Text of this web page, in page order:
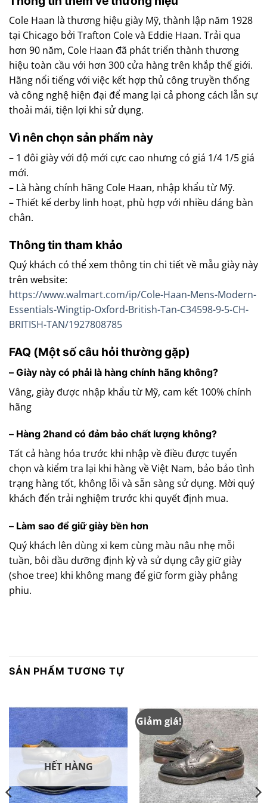
Cole Haan là thương hiệu giày Mỹ, thành lập năm 1928
tại Chicago bởi Trafton Cole và Eddie Haan. Trải qua
hơn 90 năm, Cole Haan đã phát triển thành thương
hiệu toàn cầu với hơn 300 cửa hàng trên khắp thế giới.
Hãng nổi tiếng với việc kết hợp thủ công truyền thống
và công nghệ hiện đại để mang lại cả phong cách lẫn sự
thoải mái, tiện lợi khi sử dụng.
Vì nên chọn sản phẩm này
– 1 đôi giày với độ mới cực cao nhưng có giá 1/4 1/5 giá
mới.
– Là hàng chính hãng Cole Haan, nhập khẩu từ Mỹ.
– Thiết kế derby linh hoạt, phù hợp với nhiều dáng bàn
chân.
Thông tin tham khảo
Quý khách có thể xem thông tin chi tiết về mẫu giày này
trên website:
https://www.walmart.com/ip/Cole-Haan-Mens-Modern-
Essentials-Wingtip-Oxford-British-Tan-C34598-9-5-CH-
BRITISH-TAN/1927808785
FAQ (Một số câu hỏi thường gặp)
– Giày này có phải là hàng chính hãng không?
Vâng, giày được nhập khẩu từ Mỹ, cam kết 100% chính
hãng
– Hàng 2hand có đảm bảo chất lượng không?
Tất cả hàng hóa trước khi nhập về điều được tuyển
chọn và kiểm tra lại khi hàng về Việt Nam, bảo bảo tình
trạng hàng tốt, không lỗi và sẵn sàng sử dụng. Mời quý
khách đến trải nghiệm trước khi quyết định mua.
– Làm sao để giữ giày bền hơn
Quý khách lên dùng xi kem cùng màu nâu nhẹ mỗi
tuần, bôi dầu dưỡng định kỳ và sử dụng cây giữ giày
(shoe tree) khi không mang để giữ form giày phẳng
phiu.
SẢN PHẨM TƯƠNG TỰ
HẾT HÀNG
Giảm giá!